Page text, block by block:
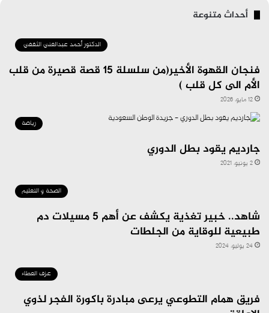
أحداث متنوعة
الدكتور أحمد عبدالغني الثقفي
فنجان القهوة الأخير(من سلسلة 15 قصة قصيرة من قلب
الأم الى كل قلب )
12 مايو، 2026
رياضة
جارديم يقود بطل الدوري
2 يونيو، 2021
الصحة و التعليم
شاهد.. خبير تغذية يكشف عن أهم 5 مسيلات دم
طبيعية للوقاية من الجلطات
24 يوليو، 2024
عزف العطاء
فريق همام التطوعي يرعى مبادرة باكورة الفجر لذوي